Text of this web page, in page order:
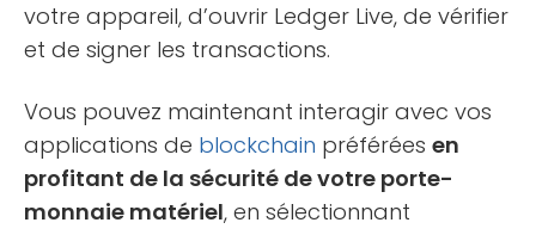
votre appareil, d’ouvrir Ledger Live, de vérifier
et de signer les transactions.
Vous pouvez maintenant interagir avec vos
applications de blockchain préférées en
profitant de la sécurité de votre porte-
monnaie matériel, en sélectionnant